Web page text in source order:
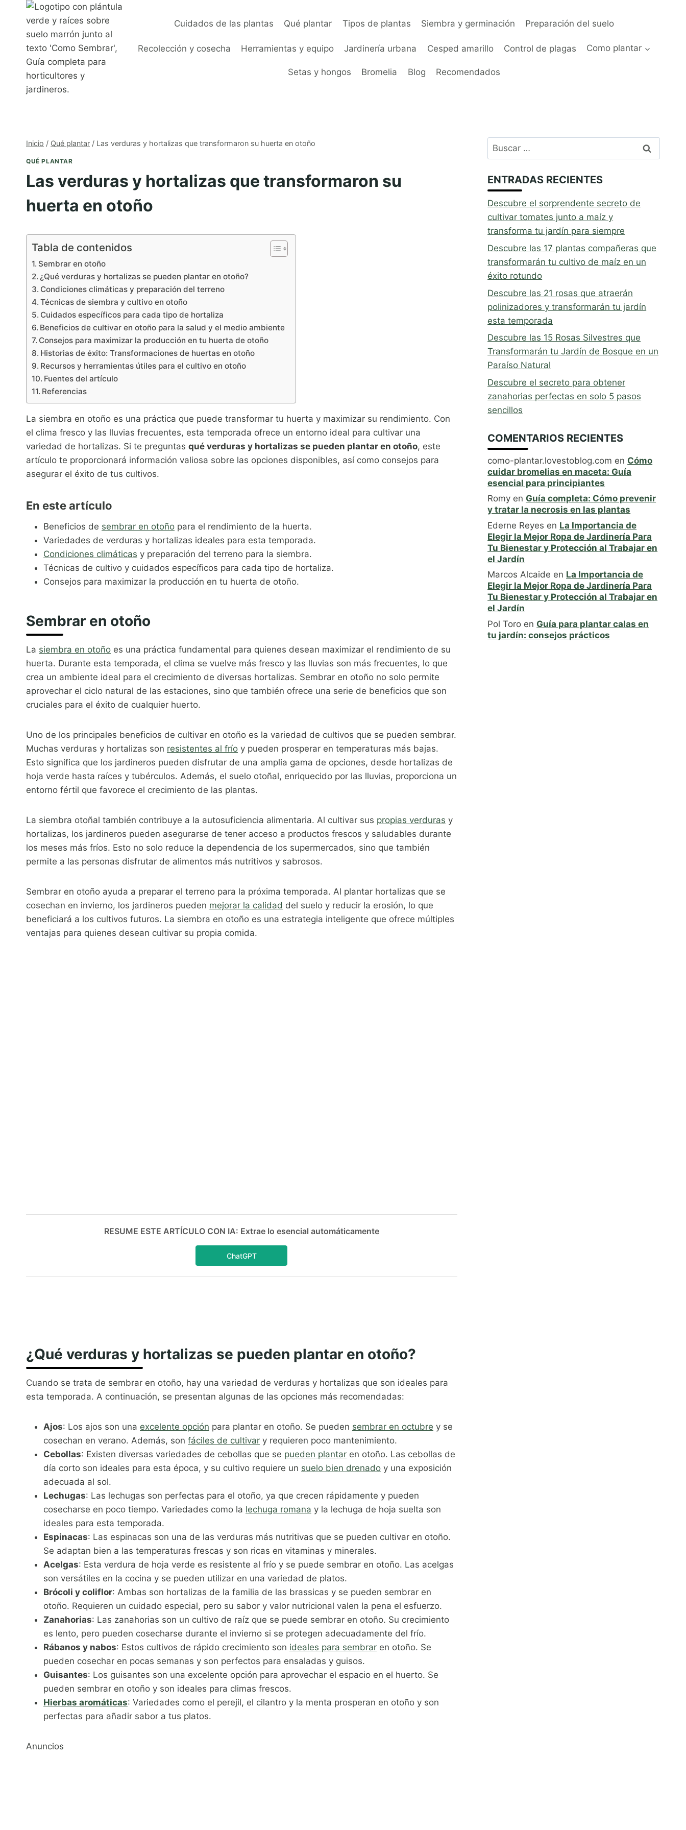
contenido
Cuidados de las plantas Qué plantar Tipos de plantas Siembra y germinación Preparación del suelo
Recolección y cosecha Herramientas y equipo Jardinería urbana Cesped amarillo Control de plagas Como plantar
Setas y hongos Bromelia Blog Recomendados
Inicio / Qué plantar / Las verduras y hortalizas que transformaron su huerta en otoño
QUÉ PLANTAR
Las verduras y hortalizas que transformaron su
huerta en otoño
Tabla de contenidos
Sembrar en otoño
¿Qué verduras y hortalizas se pueden plantar en otoño?
Condiciones climáticas y preparación del terreno
Técnicas de siembra y cultivo en otoño
Cuidados específicos para cada tipo de hortaliza
Beneficios de cultivar en otoño para la salud y el medio ambiente
Consejos para maximizar la producción en tu huerta de otoño
Historias de éxito: Transformaciones de huertas en otoño
Recursos y herramientas útiles para el cultivo en otoño
Fuentes del artículo
Referencias
La siembra en otoño es una práctica que puede transformar tu huerta y maximizar su rendimiento. Con
el clima fresco y las lluvias frecuentes, esta temporada ofrece un entorno ideal para cultivar una
variedad de hortalizas. Si te preguntas qué verduras y hortalizas se pueden plantar en otoño, este
artículo te proporcionará información valiosa sobre las opciones disponibles, así como consejos para
asegurar el éxito de tus cultivos.
En este artículo
Beneficios de sembrar en otoño para el rendimiento de la huerta.
Variedades de verduras y hortalizas ideales para esta temporada.
Condiciones climáticas y preparación del terreno para la siembra.
Técnicas de cultivo y cuidados específicos para cada tipo de hortaliza.
Consejos para maximizar la producción en tu huerta de otoño.
Sembrar en otoño
La siembra en otoño es una práctica fundamental para quienes desean maximizar el rendimiento de su
huerta. Durante esta temporada, el clima se vuelve más fresco y las lluvias son más frecuentes, lo que
crea un ambiente ideal para el crecimiento de diversas hortalizas. Sembrar en otoño no solo permite
aprovechar el ciclo natural de las estaciones, sino que también ofrece una serie de beneficios que son
cruciales para el éxito de cualquier huerto.
Uno de los principales beneficios de cultivar en otoño es la variedad de cultivos que se pueden sembrar.
Muchas verduras y hortalizas son resistentes al frío y pueden prosperar en temperaturas más bajas.
Esto significa que los jardineros pueden disfrutar de una amplia gama de opciones, desde hortalizas de
hoja verde hasta raíces y tubérculos. Además, el suelo otoñal, enriquecido por las lluvias, proporciona un
entorno fértil que favorece el crecimiento de las plantas.
La siembra otoñal también contribuye a la autosuficiencia alimentaria. Al cultivar sus propias verduras y
hortalizas, los jardineros pueden asegurarse de tener acceso a productos frescos y saludables durante
los meses más fríos. Esto no solo reduce la dependencia de los supermercados, sino que también
permite a las personas disfrutar de alimentos más nutritivos y sabrosos.
Sembrar en otoño ayuda a preparar el terreno para la próxima temporada. Al plantar hortalizas que se
cosechan en invierno, los jardineros pueden mejorar la calidad del suelo y reducir la erosión, lo que
beneficiará a los cultivos futuros. La siembra en otoño es una estrategia inteligente que ofrece múltiples
ventajas para quienes desean cultivar su propia comida.
RESUME ESTE ARTÍCULO CON IA: Extrae lo esencial automáticamente
ChatGPT
¿Qué verduras y hortalizas se pueden plantar en otoño?
Cuando se trata de sembrar en otoño, hay una variedad de verduras y hortalizas que son ideales para
esta temporada. A continuación, se presentan algunas de las opciones más recomendadas:
Ajos: Los ajos son una excelente opción para plantar en otoño. Se pueden sembrar en octubre y se
cosechan en verano. Además, son fáciles de cultivar y requieren poco mantenimiento.
Cebollas: Existen diversas variedades de cebollas que se pueden plantar en otoño. Las cebollas de
día corto son ideales para esta época, y su cultivo requiere un suelo bien drenado y una exposición
adecuada al sol.
Lechugas: Las lechugas son perfectas para el otoño, ya que crecen rápidamente y pueden
cosecharse en poco tiempo. Variedades como la lechuga romana y la lechuga de hoja suelta son
ideales para esta temporada.
Espinacas: Las espinacas son una de las verduras más nutritivas que se pueden cultivar en otoño.
Se adaptan bien a las temperaturas frescas y son ricas en vitaminas y minerales.
Acelgas: Esta verdura de hoja verde es resistente al frío y se puede sembrar en otoño. Las acelgas
son versátiles en la cocina y se pueden utilizar en una variedad de platos.
Brócoli y coliflor: Ambas son hortalizas de la familia de las brassicas y se pueden sembrar en
otoño. Requieren un cuidado especial, pero su sabor y valor nutricional valen la pena el esfuerzo.
Zanahorias: Las zanahorias son un cultivo de raíz que se puede sembrar en otoño. Su crecimiento
es lento, pero pueden cosecharse durante el invierno si se protegen adecuadamente del frío.
Rábanos y nabos: Estos cultivos de rápido crecimiento son ideales para sembrar en otoño. Se
pueden cosechar en pocas semanas y son perfectos para ensaladas y guisos.
Guisantes: Los guisantes son una excelente opción para aprovechar el espacio en el huerto. Se
pueden sembrar en otoño y son ideales para climas frescos.
Hierbas aromáticas: Variedades como el perejil, el cilantro y la menta prosperan en otoño y son
perfectas para añadir sabor a tus platos.
Anuncios
Buscar:
ENTRADAS RECIENTES
Descubre el sorprendente secreto de
cultivar tomates junto a maíz y
transforma tu jardín para siempre
Descubre las 17 plantas compañeras que
transformarán tu cultivo de maíz en un
éxito rotundo
Descubre las 21 rosas que atraerán
polinizadores y transformarán tu jardín
esta temporada
Descubre las 15 Rosas Silvestres que
Transformarán tu Jardín de Bosque en un
Paraíso Natural
Descubre el secreto para obtener
zanahorias perfectas en solo 5 pasos
sencillos
COMENTARIOS RECIENTES
como-plantar.lovestoblog.com en Cómo
cuidar bromelias en maceta: Guía
esencial para principiantes
Romy en Guía completa: Cómo prevenir
y tratar la necrosis en las plantas
Ederne Reyes en La Importancia de
Elegir la Mejor Ropa de Jardinería Para
Tu Bienestar y Protección al Trabajar en
el Jardín
Marcos Alcaide en La Importancia de
Elegir la Mejor Ropa de Jardinería Para
Tu Bienestar y Protección al Trabajar en
el Jardín
Pol Toro en Guía para plantar calas en
tu jardín: consejos prácticos